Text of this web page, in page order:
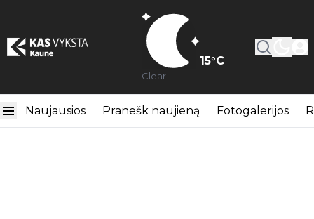
15°C
Clear
Naujausios Pranešk naujieną Fotogalerijos